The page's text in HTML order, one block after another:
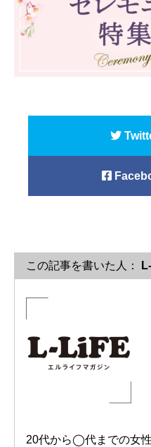
この記事を書いた人：
20代から◯代までの女